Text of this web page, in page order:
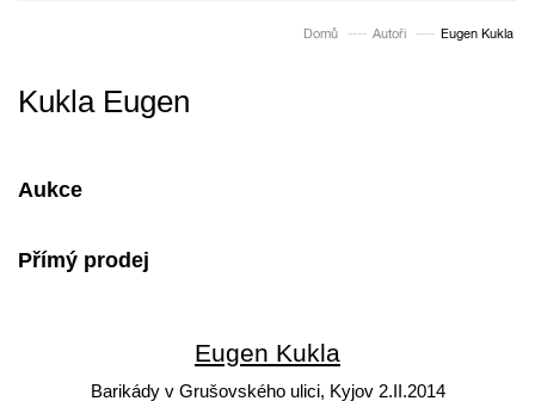
Domů Autoři Eugen Kukla
Kukla Eugen
Aukce
Přímý prodej
Eugen Kukla
Barikády v Grušovského ulici, Kyjov 2.II.2014